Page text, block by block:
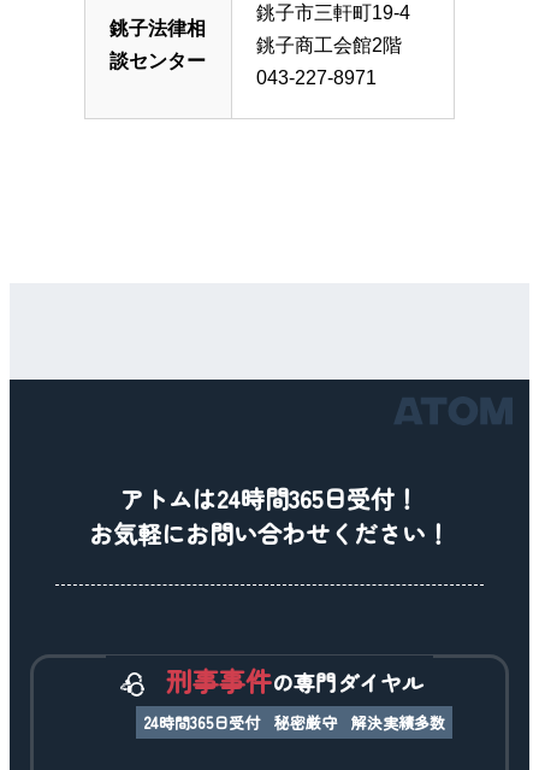
銚子法律相
談センター
銚子市三軒町19-4
銚子商工会館2階
043-227-8971
アトムは24時間365日受付！
お気軽にお問い合わせください！
刑事事件の専門ダイヤル
24時間365日受付 秘密厳守 解決実績多数